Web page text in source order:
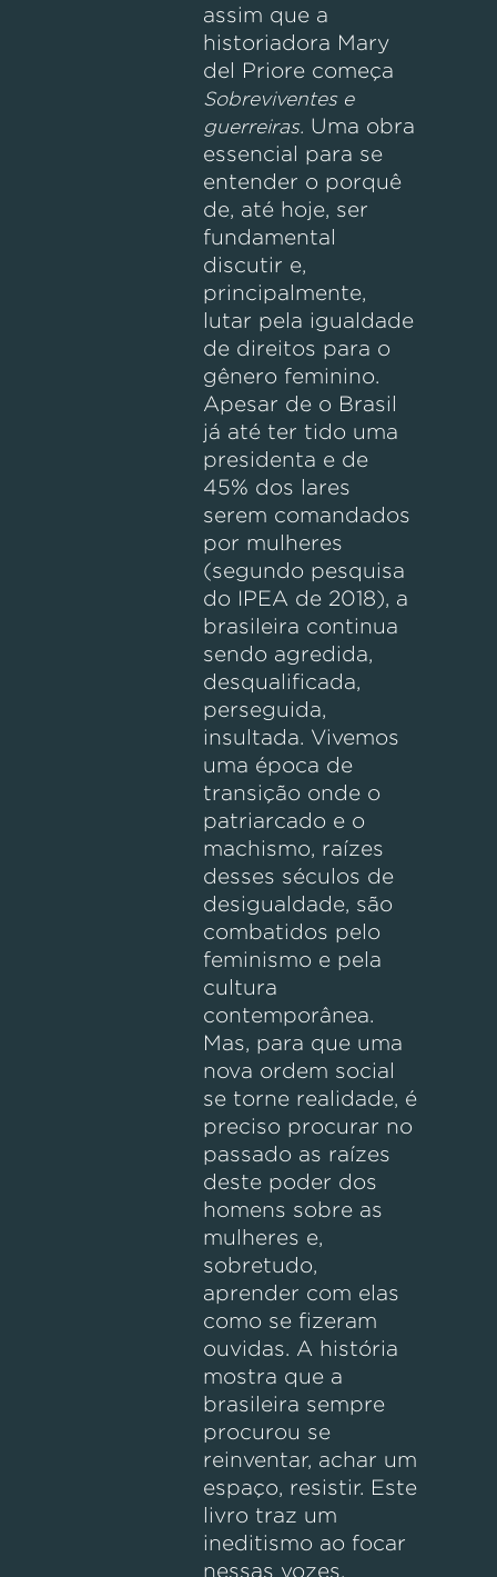
assim que a
historiadora Mary
del Priore começa
Sobreviventes e
guerreiras. Uma obra
essencial para se
entender o porquê
de, até hoje, ser
fundamental
discutir e,
principalmente,
lutar pela igualdade
de direitos para o
gênero feminino.
Apesar de o Brasil
já até ter tido uma
presidenta e de
45% dos lares
serem comandados
por mulheres
(segundo pesquisa
do IPEA de 2018), a
brasileira continua
sendo agredida,
desqualificada,
perseguida,
insultada. Vivemos
uma época de
transição onde o
patriarcado e o
machismo, raízes
desses séculos de
desigualdade, são
combatidos pelo
feminismo e pela
cultura
contemporânea.
Mas, para que uma
nova ordem social
se torne realidade, é
preciso procurar no
passado as raízes
deste poder dos
homens sobre as
mulheres e,
sobretudo,
aprender com elas
como se fizeram
ouvidas. A história
mostra que a
brasileira sempre
procurou se
reinventar, achar um
espaço, resistir. Este
livro traz um
ineditismo ao focar
nessas vozes,